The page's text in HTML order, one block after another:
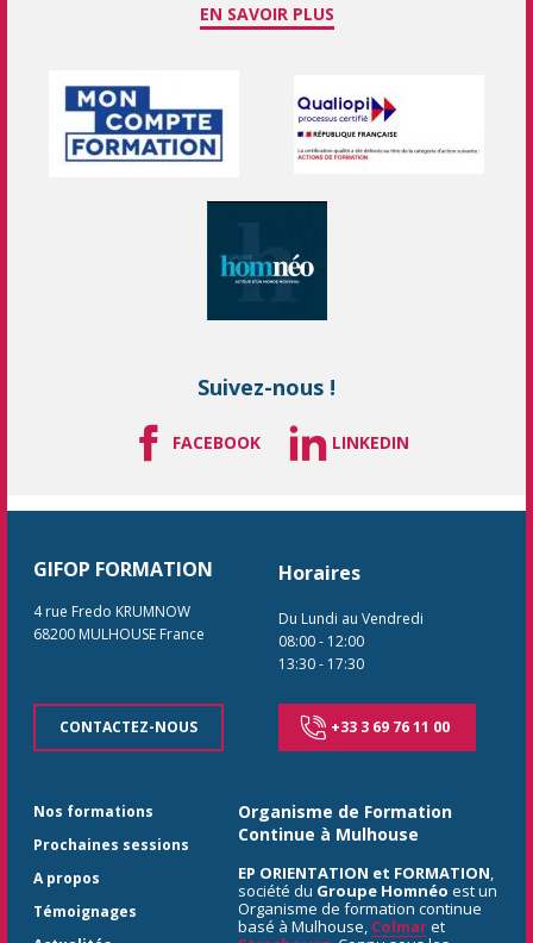
EN SAVOIR PLUS
Suivez-nous !
FACEBOOK LINKEDIN
GIFOP FORMATION
4 rue Fredo KRUMNOW
68200 MULHOUSE France
CONTACTEZ-NOUS
Horaires
Du Lundi au Vendredi
08:00- 12:00
13:30- 17:30
+33 3 69 76 11 00
Nos formations
Prochaines sessions
A propos
Témoignages
Organisme de Formation
Continue à Mulhouse
EP ORIENTATION et FORMATION,
société du Groupe Homnéo est un
Organisme de formation continue
basé à Mulhouse, Colmaret